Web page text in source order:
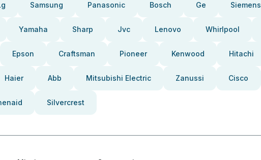
Samsung Panasonic Bosch Ge Siemens
Yamaha Sharp Jvc Lenovo Whirlpool
Epson Craftsman Pioneer Kenwood Hitachi
Haier Abb Mitsubishi Electric Zanussi Cisco
Silvercrest